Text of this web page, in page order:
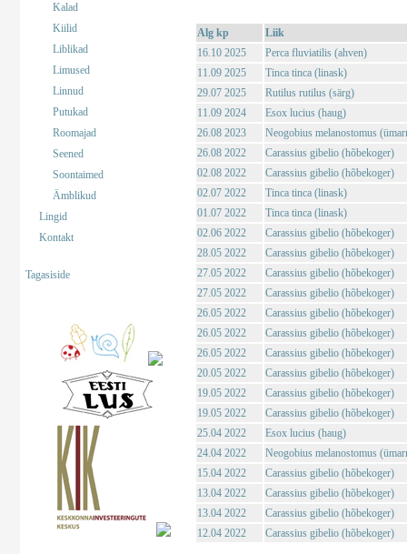
Kalad
Kiilid
Liblikad
Limused
Linnud
Putukad
Roomajad
Seened
Soontaimed
Ämblikud
Lingid
Kontakt
Tagasiside
Alg kp
Liik
16.10 2025
Perca fluviatilis (ahven)
11.09 2025
Tinca tinca (linask)
29.07 2025
Rutilus rutilus (särg)
11.09 2024
Esox lucius (haug)
26.08 2023
Neogobius melanostomus
26.08 2022
Carassius gibelio (hõbekoger)
02.08 2022
Carassius gibelio (hõbekoger)
02.07 2022
Tinca tinca (linask)
01.07 2022
Tinca tinca (linask)
02.06 2022
Carassius gibelio (hõbekoger)
28.05 2022
Carassius gibelio (hõbekoger)
27.05 2022
Carassius gibelio (hõbekoger)
27.05 2022
Carassius gibelio (hõbekoger)
26.05 2022
Carassius gibelio (hõbekoger)
26.05 2022
Carassius gibelio (hõbekoger)
26.05 2022
Carassius gibelio (hõbekoger)
20.05 2022
Carassius gibelio (hõbekoger)
19.05 2022
Carassius gibelio (hõbekoger)
19.05 2022
Carassius gibelio (hõbekoger)
25.04 2022
Esox lucius (haug)
24.04 2022
Neogobius melanostomus
15.04 2022
Carassius gibelio (hõbekoger)
13.04 2022
Carassius gibelio (hõbekoger)
13.04 2022
Carassius gibelio (hõbekoger)
12.04 2022
Carassius gibelio (hõbekoger)